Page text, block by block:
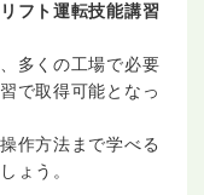
フト運転技能講習
多くの工場で必要
で取得可能となっ
作方法まで学べる
ょう。